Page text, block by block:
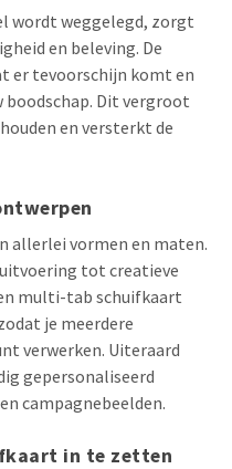
wordt weggelegd, zorgt
en beleving. De
er tevoorschijn komt en
boodschap. Dit vergroot
en versterkt de
allerlei vormen en maten.
tot creatieve
multi-tab schuifkaart
je meerdere
verwerken. Uiteraard
gepersonaliseerd
campagnebeelden.
in te zetten